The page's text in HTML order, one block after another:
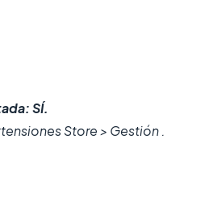
SÍ.
Store > Gestión .